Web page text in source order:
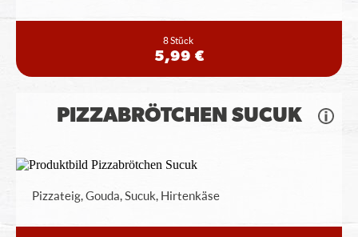
8 Stück
5,99 €
PIZZABRÖTCHEN SUCUK
Pizzateig, Gouda, Sucuk, Hirtenkäse